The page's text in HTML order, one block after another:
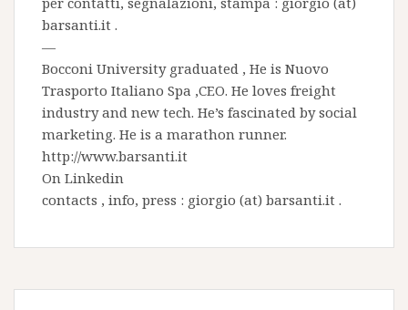
barsanti.it .
—
Bocconi University graduated , He is Nuovo
Trasporto Italiano Spa ,CEO. He loves freight
industry and new tech. He’s fascinated by social
marketing. He is a marathon runner.
http://www.barsanti.it
On Linkedin
contacts , info, press : giorgio (at) barsanti.it .